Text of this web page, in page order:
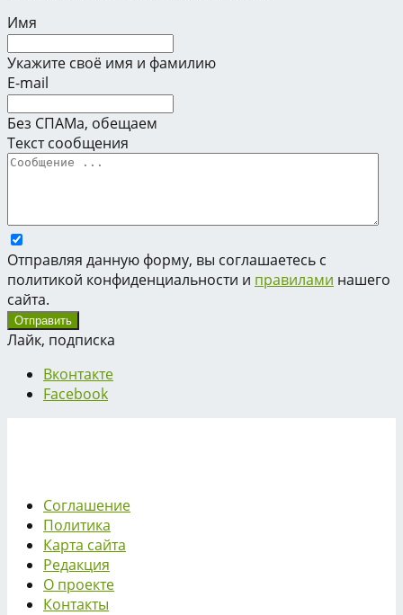
Имя
Укажите своё имя и фамилию
E-mail
Без СПАМа, обещаем
Текст сообщения
Отправляя данную форму, вы соглашаетесь с
политикой конфиденциальности и правилами нашего
сайта.
Лайк, подписка
Вконтакте
Facebook
Соглашение
Политика
Карта сайта
Редакция
О проекте
Контакты